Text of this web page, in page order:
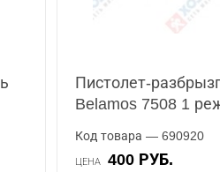
Пистолет-
Belamos 7508 1
Код товара — 690920
ЦЕНА 400 РУБ.